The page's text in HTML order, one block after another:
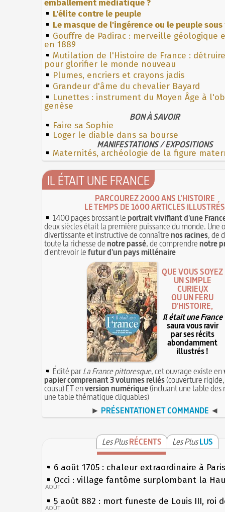
emballement médiatique ?
L'élite contre le peuple
Le masque de l'ingérence ou le peuple
Gouffre de Padirac : merveille géologique
en 1889
Mutilation de l'Histoire de France :
pour glorifier le monde nouveau
Plumes, encriers et crayons jadis
Grandeur d'âme du chevalier Bayard
Lunettes : instrument du Moyen Âge à
genèse
BON À SAVOIR
Faire sa Sophie
Loger le diable dans sa bourse
MANIFESTATIONS / EXPOSITIONS
Maternités, archéologie de la figure
IL ÉTAIT UNE FRANCE
PARCOUREZ 2000 ANS L'HISTOIRE
LE TEMPS DE 1600 ARTICLES ILLUSTRÉS
1400 pages brossant leportrait vivifiant d'une
deux siècles était la première puissance du monde. Une
divertissante et instructive de connaîtrenos racines, de
toute la richesse denotre passé, de comprendrenotre
d'entrevoir lefutur d'un pays millénaire
QUE VOUS SOYEZ
UN SIMPLE
CURIEUX
OU UN FÉRU
D'HISTOIRE,
Il était une France
saura vous ravir
par ses récits
abondamment
illustrés !
Édité parLa France pittoresque, cet ouvrage existe en
papier comprenant 3 volumes reliés(couverture
cousu) ET enversion numérique(incluant une table des
une table thématique cliquables)
► PRÉSENTATION ET COMMANDE ◄
Les PlusRÉCENTS Les PlusLUS
6 août 1705 : chaleur extraordinaire à Paris
Occi : village fantôme surplombant la
AOÛT
5 août 882 : mort funeste de Louis III, roi